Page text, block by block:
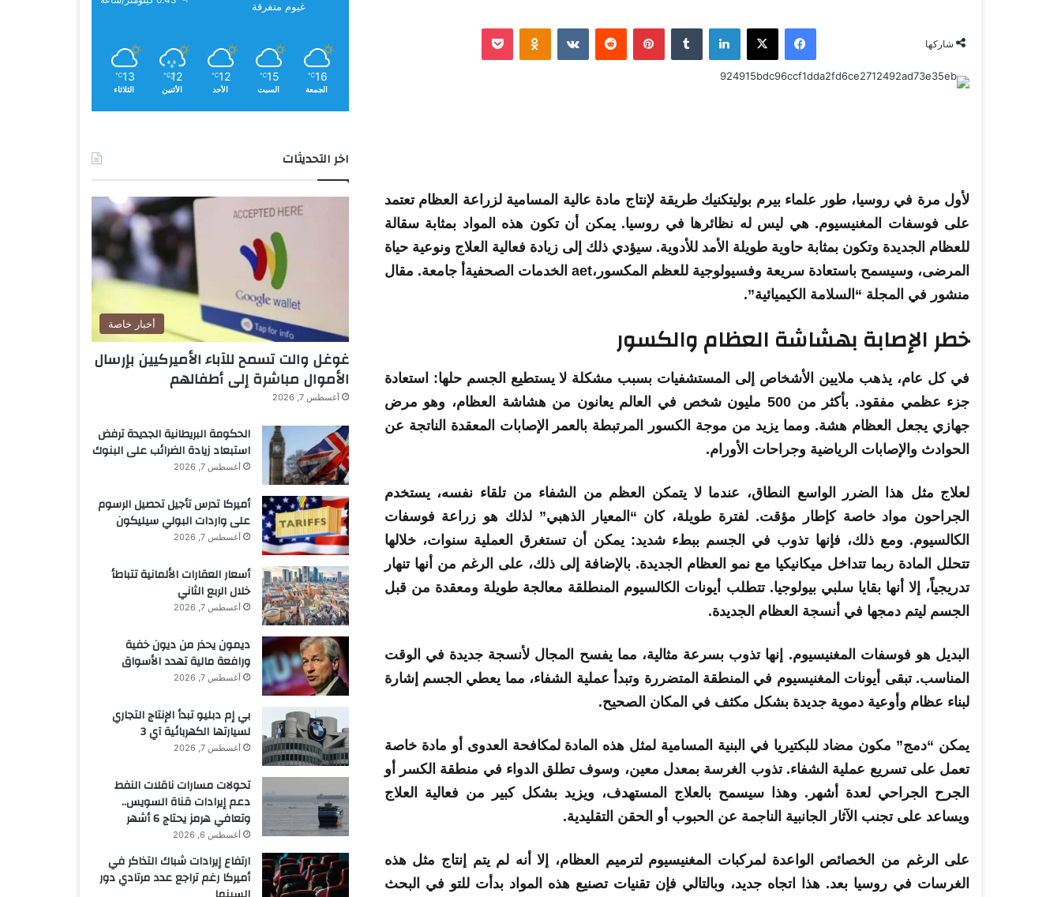
شاركها
فيسبوك ‫X لينكدإن بينتيريست ‏VKontakte
لأول مرة في روسيا، طور علماء بيرم بوليتكنيك طريقة لإنتاج مادة عالية المسامية لزراعة العظام تعتمد
على فوسفات المغنيسيوم.هي ليس له نظائرها في روسيا. يمكن أن تكون هذه المواد بمثابة سقالة
للعظام الجديدة وتكون بمثابة حاوية طويلة الأمد للأدوية. سيؤدي ذلك إلى زيادة فعالية العلاج ونوعية حياة
المرضى، وسيسمح باستعادة سريعة وفسيولوجية للعظم المكسور،aet الخدمات الصحفية جامعة. مقال
منشور في المجلة “السلامة الكيميائية”.
خطر الإصابة بهشاشة العظاموالكسور
في كل عام، يذهب ملايين الأشخاص إلى المستشفيات بسبب مشكلة لا يستطيع الجسم حلها: استعادة
جزء عظمي مفقود. بأكثر من 500 مليون شخص في العالميعانون من هشاشة العظام، وهو مرض
جهازي يجعل العظام هشة. ومما يزيد من موجة الكسور المرتبطة بالعمر الإصابات المعقدة الناتجة عن
الحوادث والإصابات الرياضية وجراحات الأورام.
لعلاج مثل هذا الضرر الواسع النطاق، عندما لا يتمكن العظم من الشفاء من تلقاء نفسه، يستخدم
الجراحون مواد خاصة كإطار مؤقت. لفترة طويلة، كان “المعيار الذهبي” لذلك هو زراعة فوسفات
الكالسيوم. ومع ذلك، فإنها تذوب في الجسم ببطء شديد: يمكن أن تستغرق العملية سنوات، خلالها
تتحلل المادة ربماتتداخل ميكانيكيا مع نمو العظام الجديدة. بالإضافة إلى ذلك، على الرغم من أنها تنهار
تدريجياً، إلا أنهابقايا سلبي بيولوجيا. تتطلب أيونات الكالسيوم المنطلقة معالجة طويلة ومعقدة من قبل
الجسم ليتم دمجها في أنسجة العظام الجديدة.
البديل هو فوسفات المغنيسيوم. إنها تذوب بسرعة مثالية، مما يفسح المجال لأنسجة جديدة في الوقت
المناسب. تبقى أيونات المغنيسيوم في المنطقة المتضررة وتبدأ عملية الشفاء، مما يعطي الجسم إشارة
لبناء عظام وأوعية دموية جديدة بشكل مكثف في المكان الصحيح.
يمكن “دمج” مكون مضاد للبكتيريا في البنية المسامية لمثل هذه المادة لمكافحة العدوى أو مادة خاصة
تعمل على تسريع عملية الشفاء. تذوب الغرسة بمعدل معين، وسوف تطلق الدواء في منطقة الكسر أو
الجرح الجراحي لعدة أشهر. وهذا سيسمح بالعلاج المستهدف، ويزيد بشكل كبير من فعالية العلاج
ويساعد على تجنب الآثار الجانبية الناجمة عن الحبوب أو الحقن التقليدية.
على الرغم من الخصائص الواعدة لمركبات المغنيسيوم لترميم العظام، إلا أنه لم يتم إنتاج مثل هذه
الغرسات في روسيا بعد. هذا اتجاه جديد، وبالتالي فإن تقنيات تصنيع هذه المواد بدأت للتو في البحث
غيوم متفرقة
16
℃
الجمعة
15
℃
السبت
12
℃
الأحد
12
℃
الأثنين
13
℃
الثلاثاء
اخر التحديثات
أخبار خاصة
غوغل والت تسمح للآباء الأميركيين بإرسال
الأموال مباشرة إلى أطفالهم
أغسطس 7, 2026
الحكومة البريطانية الجديدة ترفض
استبعاد زيادة الضرائب على البنوك
أغسطس 7, 2026
أميركا تدرس تأجيل تحصيل الرسوم
على واردات البولي سيليكون
أغسطس 7, 2026
أسعار العقارات الألمانية تتباطأ
خلال الربع الثاني
أغسطس 7, 2026
ديمون يحذر من ديون خفية
ورافعة مالية تهدد الأسواق
أغسطس 7, 2026
بي إم دبليو تبدأ الإنتاج التجاري
لسيارتها الكهربائية آي 3
أغسطس 7, 2026
تحولات مسارات ناقلات النفط
دعم إيرادات قناة السويس..
وتعافي هرمز يحتاج 6 أشهر
أغسطس 6, 2026
ارتفاع إيرادات شباك التذاكر في
أميركا رغم تراجع عدد مرتادي دور